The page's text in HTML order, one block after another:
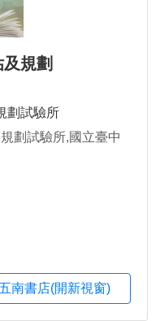
規劃
劃試驗所
劃試驗所,國立臺中
五南書店(開新視窗)